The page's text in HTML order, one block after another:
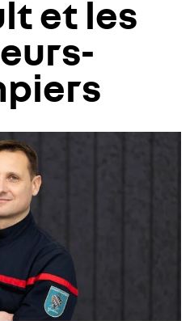
et les